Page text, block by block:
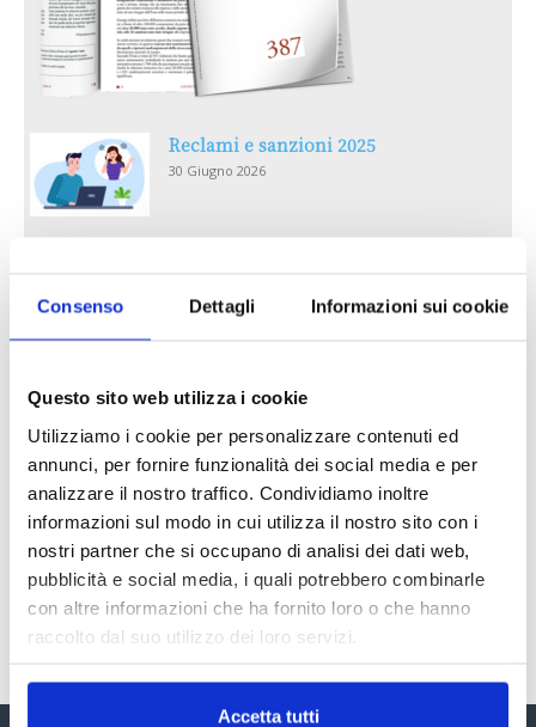
Consenso Dettagli Informazioni sui cookie
Questo sito web utilizza i cookie
Utilizziamo i cookie per personalizzare contenuti ed
annunci, per fornire funzionalità dei social media e per
analizzare il nostro traffico. Condividiamo inoltre
informazioni sul modo in cui utilizza il nostro sito con i
nostri partner che si occupano di analisi dei dati web,
pubblicità e social media, i quali potrebbero combinarle
con altre informazioni che ha fornito loro o che hanno
raccolto dal suo utilizzo dei loro servizi.
Accetta tutti
Reclami e sanzioni 2025
30 Giugno 2026
30 Giugno 2026
30 Giugno 2026
PREMI 2025. I TOP TEN
30 Giugno 2026
TUTTI GLI ARTICOLI DEL MESE